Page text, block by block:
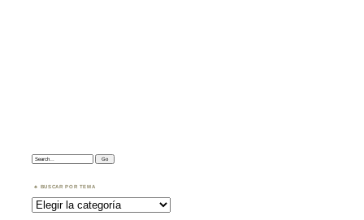
Search:
BUSCAR POR TEMA
Buscar
por
Tema